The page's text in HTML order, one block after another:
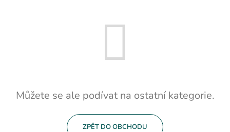
Můžete se ale podívat na ostatní kategorie.
ZPĚT DO OBCHODU